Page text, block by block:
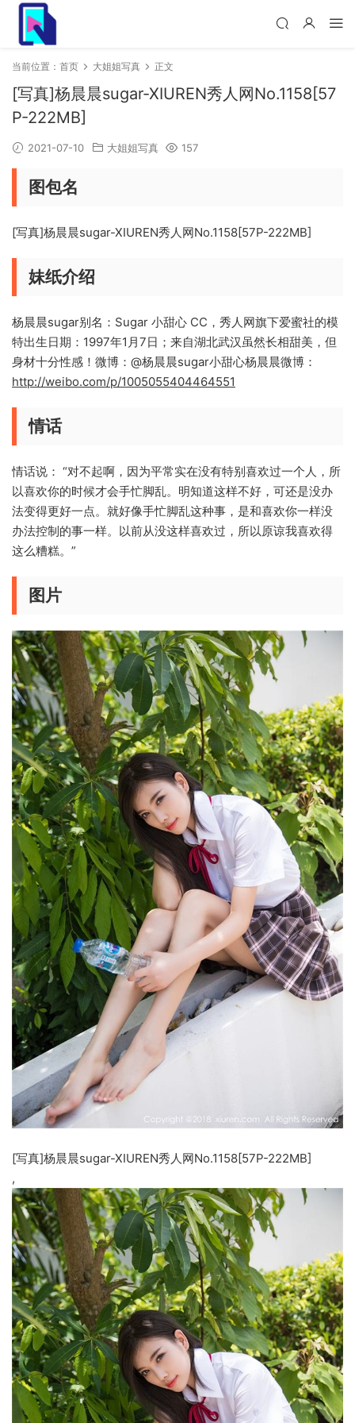
当前位置： 首页 大姐姐写真 正文
[写真]杨晨晨sugar-XIUREN秀人网No.1158[57
P-222MB]
2021-07-10 大姐姐写真 157
图包名
[写真]杨晨晨sugar-XIUREN秀人网No.1158[57P-222MB]
妹纸介绍
杨晨晨sugar别名：Sugar 小甜心 CC，秀人网旗下爱蜜社的模
特出生日期：1997年1月7日；来自湖北武汉虽然长相甜美，但
身材十分性感！微博：@杨晨晨sugar小甜心杨晨晨微博：
http://weibo.com/p/1005055404464551
情话
情话说： “对不起啊，因为平常实在没有特别喜欢过一个人，所
以喜欢你的时候才会手忙脚乱。明知道这样不好，可还是没办
法变得更好一点。就好像手忙脚乱这种事，是和喜欢你一样没
办法控制的事一样。以前从没这样喜欢过，所以原谅我喜欢得
这么糟糕。”
图片
[写真]杨晨晨sugar-XIUREN秀人网No.1158[57P-222MB]
,